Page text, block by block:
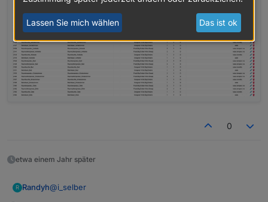
0
etwa einem Jahr später
R Randyh@i_selber
Lassen Sie mich wählen Das ist ok